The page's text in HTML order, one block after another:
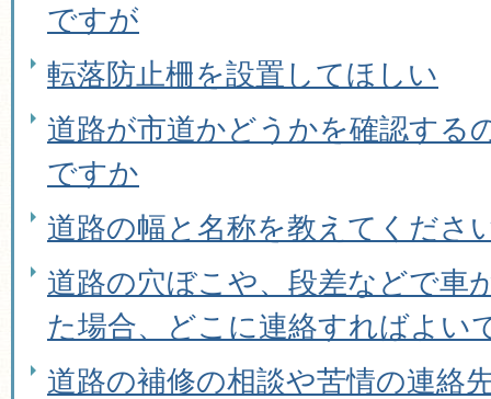
ですが
転落防止柵を設置してほしい
道路が市道かどうかを確認する
ですか
道路の幅と名称を教えてくださ
道路の穴ぼこや、段差などで車
た場合、どこに連絡すればよい
道路の補修の相談や苦情の連絡